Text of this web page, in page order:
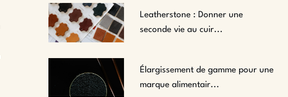
Leatherstone : Donner une
seconde vie au cuir...
Élargissement de gamme pour une
marque alimentair...